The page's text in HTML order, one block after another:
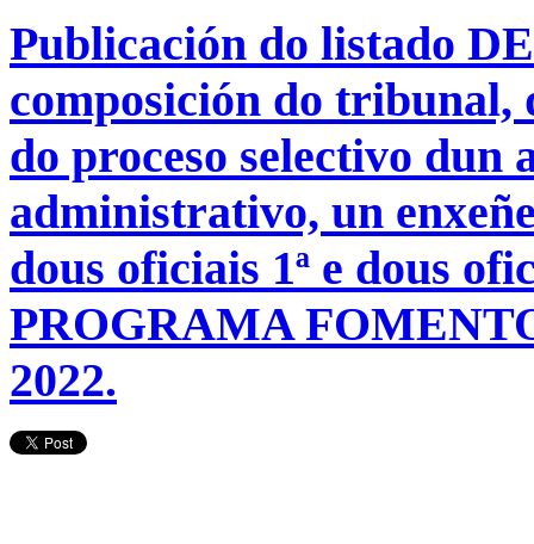
Publicación do listado
composición do tribunal,
do proceso selectivo dun
administrativo, un
dous oficiais 1ª e dous
PROGRAMA
2022.